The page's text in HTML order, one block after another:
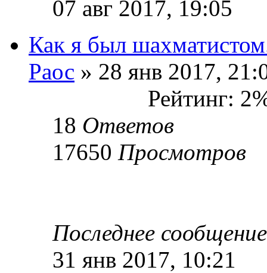
07 авг 2017, 19:05
Как я был
Раос » 28 янв 2017,
Рейтинг:
18 Ответов
17650 Просмотров
Последнее
31 янв 2017, 10:21